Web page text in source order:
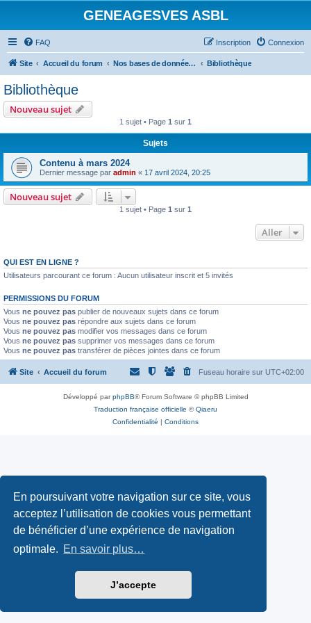
En poursuivant votre navigation sur ce site, vous
acceptez l’utilisation de cookies vous permettant
de bénéficier d’une expérience de navigation
optimale. En savoir plus…
J’accepte
GENEAGESVES ASBL
FAQ Connexion
Inscription
Site Accueil du forum Nos bases de données et notre bibliothèque Bibliothèque
Bibliothèque
Nouveau sujet
1 sujet • Page 1 sur 1
Sujets
Contenu à mars 2024
Dernier message par admin « 17 avril 2024, 20:25
Nouveau sujet
1 sujet • Page 1 sur 1
Aller
QUI EST EN LIGNE ?
Utilisateurs parcourant ce forum : Aucun utilisateur inscrit et 5 invités
PERMISSIONS DU FORUM
Vous ne pouvez pas publier de nouveaux sujets dans ce forum
Vous ne pouvez pas répondre aux sujets dans ce forum
Vous ne pouvez pas modifier vos messages dans ce forum
Vous ne pouvez pas supprimer vos messages dans ce forum
Vous ne pouvez pas transférer de pièces jointes dans ce forum
Site Accueil du forum Fuseau horaire sur UTC+02:00
Développé parphpBB® Forum Software © phpBB Limited
Traduction française officielle ©Qiaeru
Confidentialité | Conditions